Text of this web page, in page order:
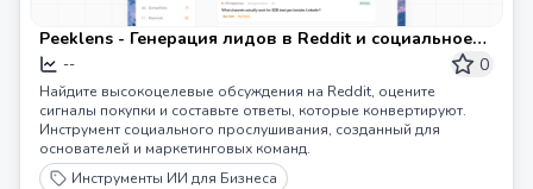
Peeklens - Генерация лидов в Reddit и социальное
прослушивание
-- 0
Найдите высокоцелевые обсуждения на Reddit, оцените
сигналы покупки и составьте ответы, которые конвертируют.
Инструмент социального прослушивания, созданный для
основателей и маркетинговых команд.
Инструменты ИИ для Бизнеса